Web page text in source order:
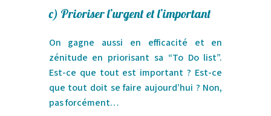
c) Prioriser l’urgent et l’important
On gagne aussi en efficacité et en
zénitude en priorisant sa “To Do list”.
Est-ce que tout est important ? Est-ce
que tout doit se faire aujourd’hui ? Non,
pas forcément…